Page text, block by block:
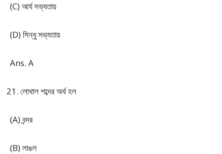
(C) আর্য সভ্যতায়
(D) সিন্ধু সভ্যতায়
Ans. A
লোথাল শব্দের অর্থ হল
(A) বন্দর
(B) লাঙল